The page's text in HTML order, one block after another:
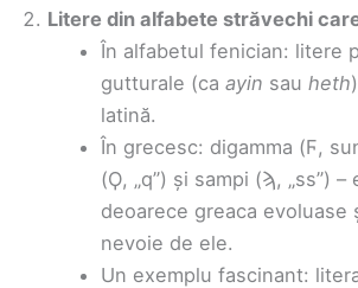
Litere din alfabete străvechi
În alfabetul fenician: litere
gutturale (ca ayin sau heth
latină.
În grecesc: digamma (Ϝ,
(Ϙ, „q”) și sampi (ϡ, „ss”)
deoarece greaca evoluase
nevoie de ele.
Un exemplu fascinant: